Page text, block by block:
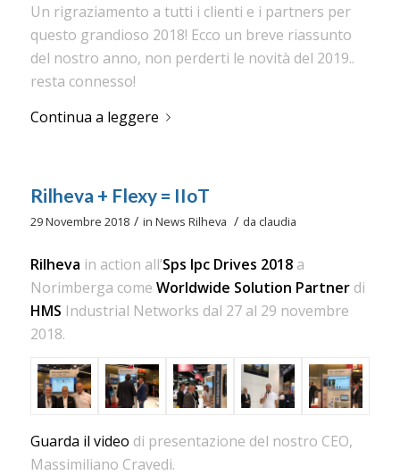
Un rigraziamento a tutti i clienti e i partners per
questo grandioso 2018! Ecco un breve riassunto
del nostro anno, non perderti le novità del 2019..
resta connesso!
Continua a leggere
Rilheva + Flexy = IIoT
29 Novembre 2018 / in News Rilheva / da claudia
Rilheva in action all’Sps Ipc Drives 2018a
Norimberga come Worldwide Solution Partnerdi
HMS Industrial Networks dal 27 al 29 novembre
2018.
Guarda il video di presentazione del nostro CEO,
Massimiliano Cravedi.